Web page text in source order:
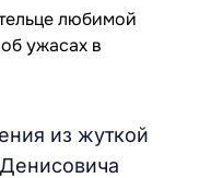
из жуткой